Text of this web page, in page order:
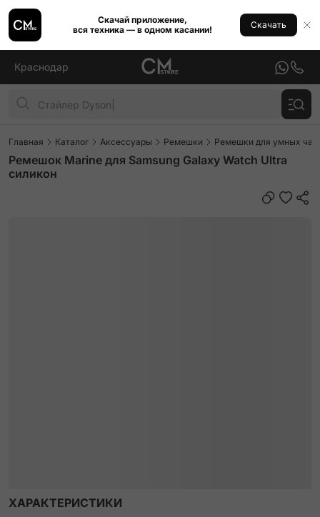
Скачай приложение,
вся техника — в одном касании!
Скачать
Краснодар
Главная Каталог Аксессуары Ремешки Ремешки для умных
Ремешок Marine для Samsung Galaxy Watch Ultra
силикон
ХАРАКТЕРИСТИКИ